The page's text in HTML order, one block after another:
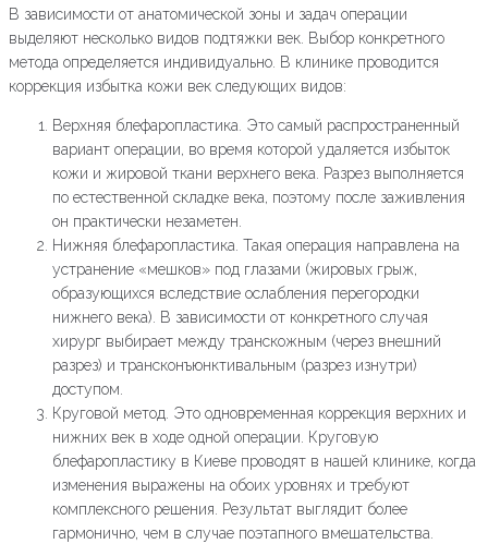
В зависимости от анатомической зоны и задач операции
выделяют несколько видов подтяжки век. Выбор конкретного
метода определяется индивидуально. В клинике проводится
коррекция избытка кожи век следующих видов:
Верхняя блефаропластика. Это самый распространенный
вариант операции, во время которой удаляется избыток
кожи и жировой ткани верхнего века. Разрез выполняется
по естественной складке века, поэтому после заживления
он практически незаметен.
Нижняя блефаропластика. Такая операция направлена на
устранение «мешков» под глазами (жировых грыж,
образующихся вследствие ослабления перегородки
нижнего века). В зависимости от конкретного случая
хирург выбирает между транскожным (через внешний
разрез) и трансконъюнктивальным (разрез изнутри)
доступом.
Круговой метод. Это одновременная коррекция верхних и
нижних век в ходе одной операции. Круговую
блефаропластику в Киеве проводят в нашей клинике, когда
изменения выражены на обоих уровнях и требуют
комплексного решения. Результат выглядит более
гармонично, чем в случае поэтапного вмешательства.